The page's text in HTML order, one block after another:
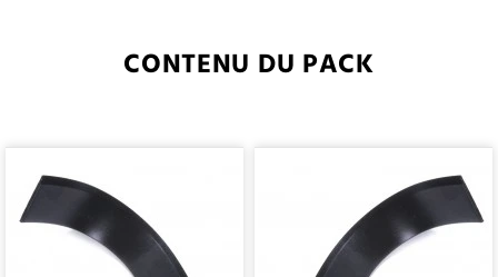
CONTENU DU PACK